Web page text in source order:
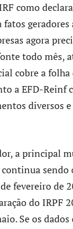
como
agora
todo mês,
cobre a
a EFD-Reinf
diversos
a principal
sendo
fevereiro de
do IRPF
Se os